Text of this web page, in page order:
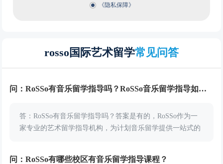
《隐私保障》
rosso国际艺术留学常见问答
问：RoSSo有音乐留学指导吗？RoSSo音乐留学指导如何？
答：RoSSo有音乐留学指导吗？答案是有的，RoSSo作为一
家专业的艺术留学指导机构，为计划音乐留学提供一站式的
问：RoSSo有哪些校区有音乐留学指导课程？